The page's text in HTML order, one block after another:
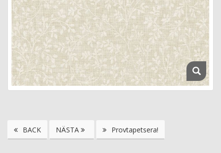
BACK NÄSTA Provtapetsera!